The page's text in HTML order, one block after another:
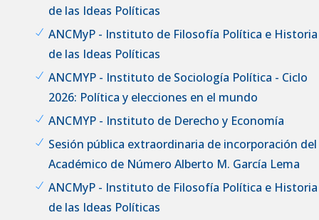
de las Ideas Políticas
ANCMyP - Instituto de Filosofía Política e Historia
de las Ideas Políticas
ANCMYP - Instituto de Sociología Política - Ciclo
2026: Política y elecciones en el mundo
ANCMYP - Instituto de Derecho y Economía
Sesión pública extraordinaria de incorporación del
Académico de Número Alberto M. García Lema
ANCMyP - Instituto de Filosofía Política e Historia
de las Ideas Políticas